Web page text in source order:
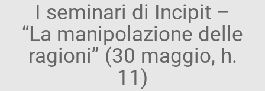
Scienze
Incipit
I seminari di Incipit –
“La manipolazione delle
ragioni” (30 maggio, h.
11)